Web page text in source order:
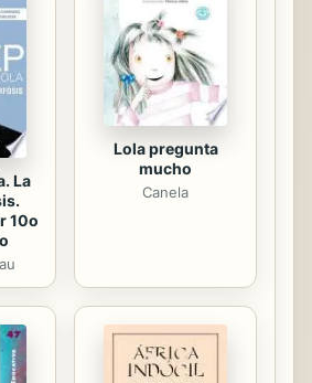
que hunden sus raíces en
realidades de nuestro continente.
primer paso para el cambio de la
es...
La
10o
Lola pregunta
mucho
Canela